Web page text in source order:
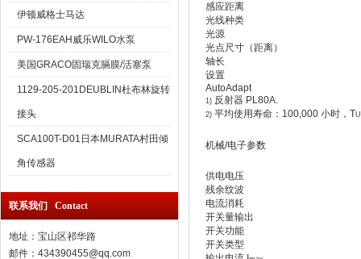
伊顿威格士马达
PW-176EAH威乐WILO水泵
美国GRACO固瑞克膈膜/活塞泵
1129-205-201DEUBLIN杜布林旋转
接头
SCA100T-D01日本MURATA村田倾
角传感器
联系我们 Contact
地址：宝山区祁华路
邮件：434390455@qq.com
感应距离
光线种类
光源
光点尺寸（距离）
轴长
设置
AutoAdapt
1) 反射器 PL80A.
2) 平均使用寿命：100,000 小时，TU
机械/电子参数
供电电压
残余纹波
电流消耗
开关量输出
开关功能
开关类型